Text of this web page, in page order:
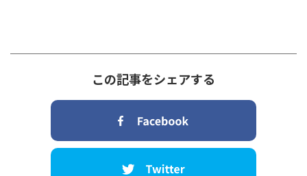
この記事をシェアする